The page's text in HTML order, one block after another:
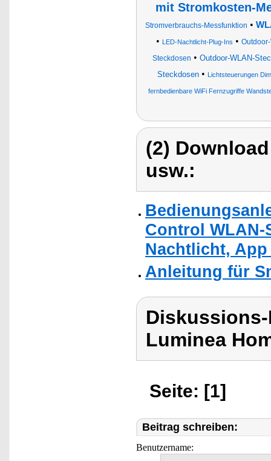
mit Stromkosten-
Stromverbrauchs-Messfunktion •
• LED-Nachtlicht-Plug-Ins •
Steckdosen • Outdoor-WLAN-
Steckdosen• Lichtsteuerungen
fernbedienbare WiFi Fernzugriffe
(2)
usw.:
Control WLAN-
Nachtlicht,
Anleitung für
Luminea
Seite: [1]
Beitrag schreiben:
Benutzername: